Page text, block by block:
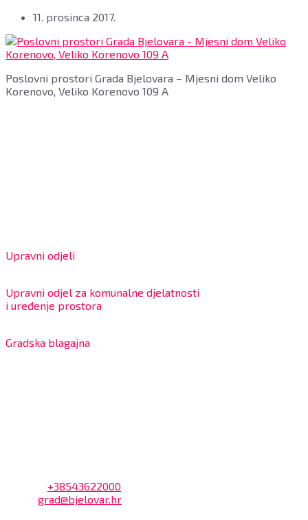
11. prosinca 2017.
Poslovni prostori Grada Bjelovara – Mjesni dom Veliko
Korenovo, Veliko Korenovo 109 A
Upravni odjeli
Upravni odjel za komunalne djelatnosti
i uređenje prostora
Gradska blagajna
+38543622000
grad@bjelovar.hr